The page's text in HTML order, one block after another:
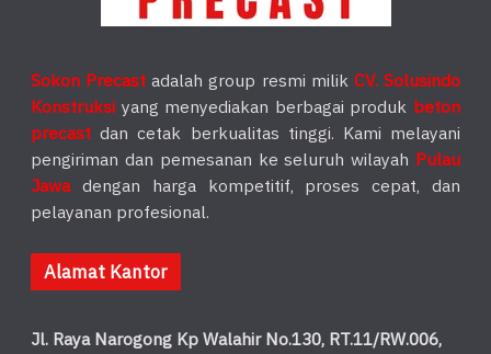
Sokon Precast adalah group resmi milik CV. Solusindo
Konstruksi yang menyediakan berbagai produk beton
precast dan cetak berkualitas tinggi. Kami melayani
pengiriman dan pemesanan ke seluruh wilayah Pulau
Jawadengan harga kompetitif, proses cepat, dan
pelayanan profesional.
Alamat Kantor
Jl. Raya Narogong Kp Walahir No.130, RT.11/RW.006,